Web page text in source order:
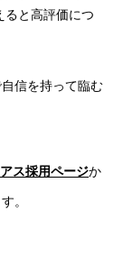
ると高評価につ
信を持って臨む
ス採用ページか
。